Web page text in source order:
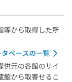
等から取得した所
ベースの一覧
供元の各館のサイ
館から取寄せるこ